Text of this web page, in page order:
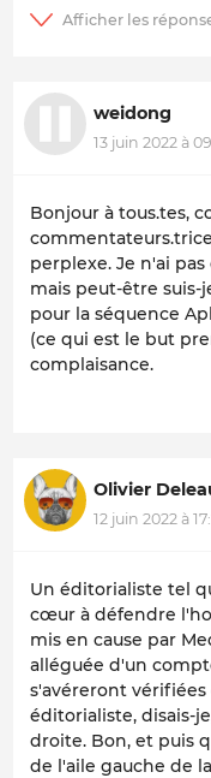
weidong
13 juin 2022 à
Bonjour à tous.tes,
perplexe. Je n'ai
mais peut-être suis-
pour la séquence
(ce qui est le but
complaisance.
Olivier
12 juin 2022 à
Un éditorialiste tel
cœur à défendre
mis en cause par
alléguée d'un
s'avéreront
éditorialiste, disais-
droite. Bon, et puis
de l'aile gauche de